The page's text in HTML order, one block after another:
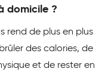
domicile ?
rend de plus en plus
des calories, de
et de rester en